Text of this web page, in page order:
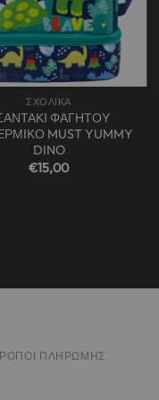
ΣΧΟΛΙΚΑ
ΦΑΓΗΤΟΥ
MUST YUMMY
DINO
€15,00
ΠΛΗΡΩΜΉΣ